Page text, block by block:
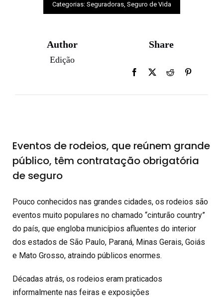
Categorias: Seguradoras, Seguro de Vida
Author
Edição
Share
Eventos de rodeios, que reúnem grande
público, têm contratação obrigatória
de seguro
Pouco conhecidos nas grandes cidades, os rodeios são
eventos muito populares no chamado “cinturão country”
do país, que engloba municípios afluentes do interior
dos estados de São Paulo, Paraná, Minas Gerais, Goiás
e Mato Grosso, atraindo públicos enormes.
Décadas atrás, os rodeios eram praticados
informalmente nas feiras e exposições